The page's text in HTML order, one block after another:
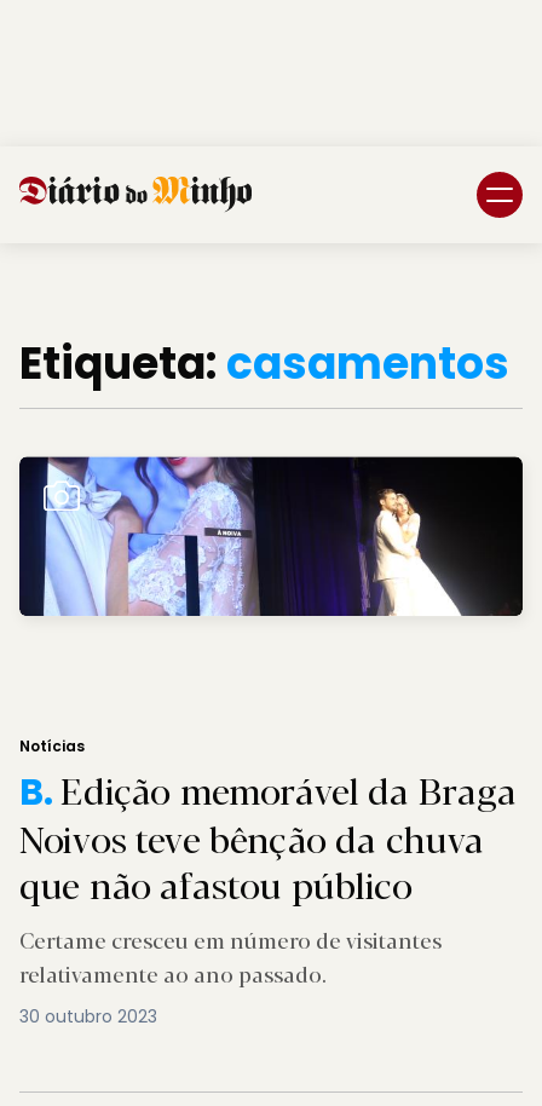
Etiqueta:casamentos
Notícias
B.Edição memorável da Braga
Noivos teve bênção da chuva
que não afastou público
Certame cresceu em número de visitantes
relativamente ao ano passado.
30 outubro 2023